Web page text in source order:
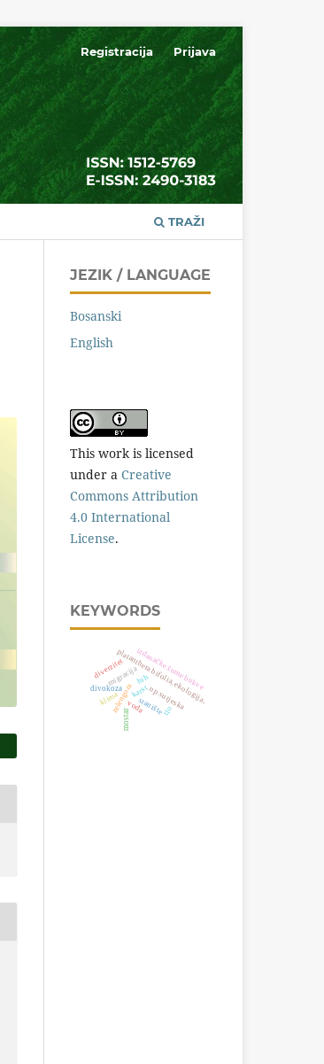
TRAŽI
Registracija Prijava
JEZIK / LANGUAGE
Bosanski
English
This work is licensed
under a Creative
Commons Attribution
4.0 International
License.
KEYWORDS
stanište
divokozazelengora np sutjeska
migracija
platanthera bifolia, ekologija,
karst
tlo
voda
klima
mostar
izdanačke šume bukve
diverzitet bih